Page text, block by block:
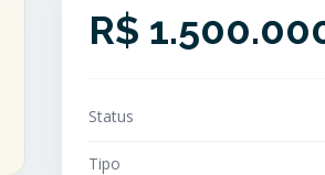
R$
Status
Tipo